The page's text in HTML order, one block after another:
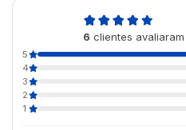
6 clientes
5
4
3
2
1